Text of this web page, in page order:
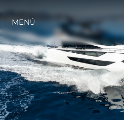
ESTILO
¿QUIÉNES
MENÚ